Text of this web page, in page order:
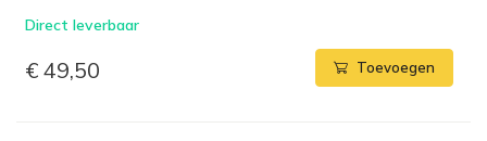
Direct leverbaar
€ 49,50 Toevoegen